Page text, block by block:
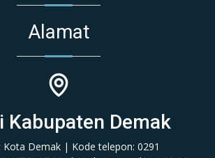
Alamat
Kabupaten Demak
Kota Demak | Kode telepon: 0291